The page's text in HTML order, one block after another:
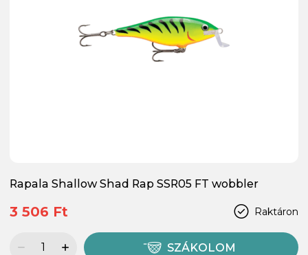
Rapala Shallow Shad Rap SSR05 FT wobbler
Raktáron
3 506 Ft
SZÁKOLOM